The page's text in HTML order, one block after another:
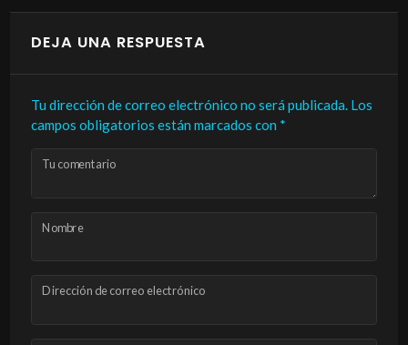
DEJA UNA RESPUESTA
Tu dirección de correo electrónico no será publicada. Los
campos obligatorios están marcados con *
Tu comentario
Nombre
Dirección de correo electrónico